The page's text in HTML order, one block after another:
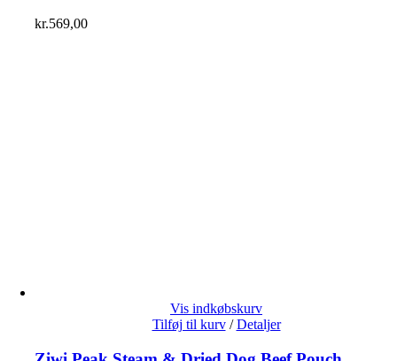
kr.569,00
Vis indkøbskurv
Tilføj til kurv / Detaljer